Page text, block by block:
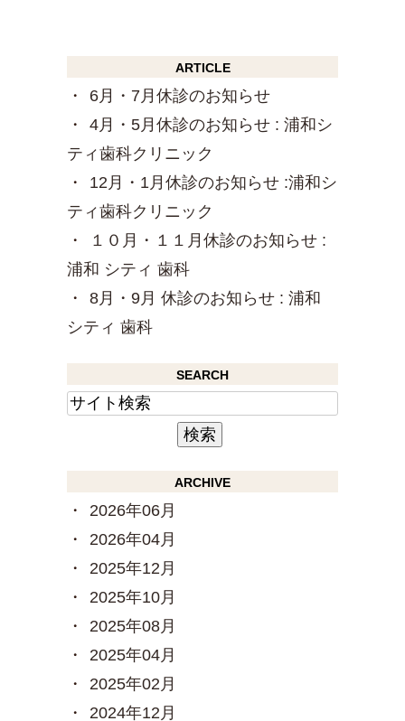
ARTICLE
6月・7月休診のお知らせ
4月・5月休診のお知らせ : 浦和シ
ティ歯科クリニック
12月・1月休診のお知らせ :浦和シ
ティ歯科クリニック
１０月・１１月休診のお知らせ :
浦和 シティ 歯科
8月・9月 休診のお知らせ : 浦和
シティ 歯科
SEARCH
ARCHIVE
2026年06月
2026年04月
2025年12月
2025年10月
2025年08月
2025年04月
2025年02月
2024年12月